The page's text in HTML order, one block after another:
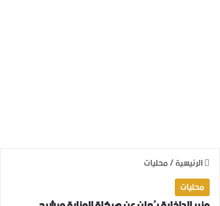
الرئيسية/محليات
محليات